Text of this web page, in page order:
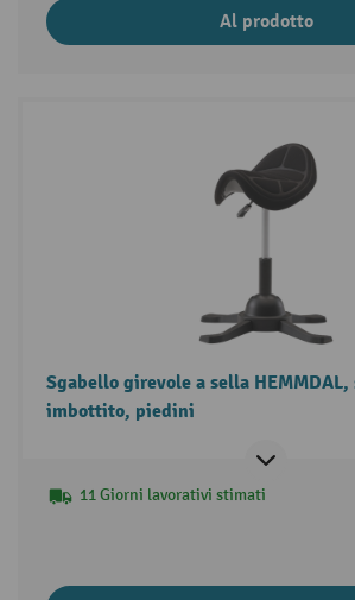
Al prodotto
Sgabello girevole a sella HEMMDAL,
imbottito, piedini
11 Giorni lavorativi stimati